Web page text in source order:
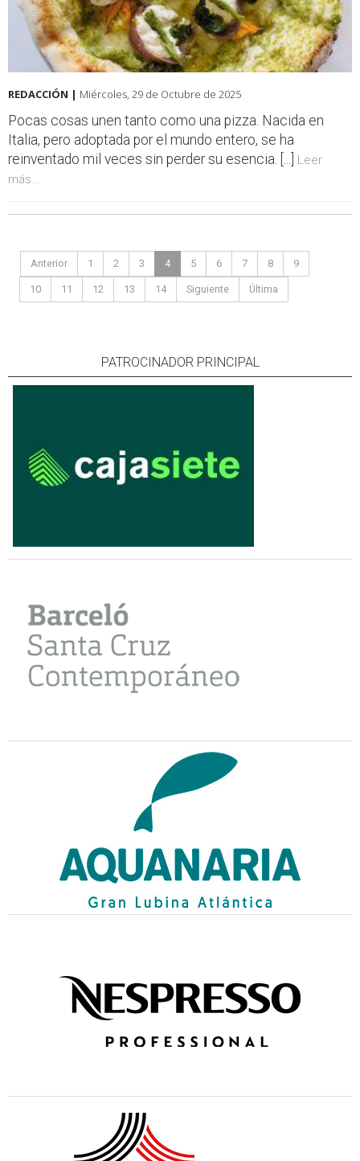
REDACCIÓN | Miércoles, 29 de Octubre de 2025
Pocas cosas unen tanto como una pizza. Nacida en
Italia, pero adoptada por el mundo entero, se ha
reinventado mil veces sin perder su esencia. [...]
Leer
más...
Anterior 1 2 3 4 5 6 7 8 9
10 11 12 13 14 Siguiente Última
PATROCINADOR PRINCIPAL